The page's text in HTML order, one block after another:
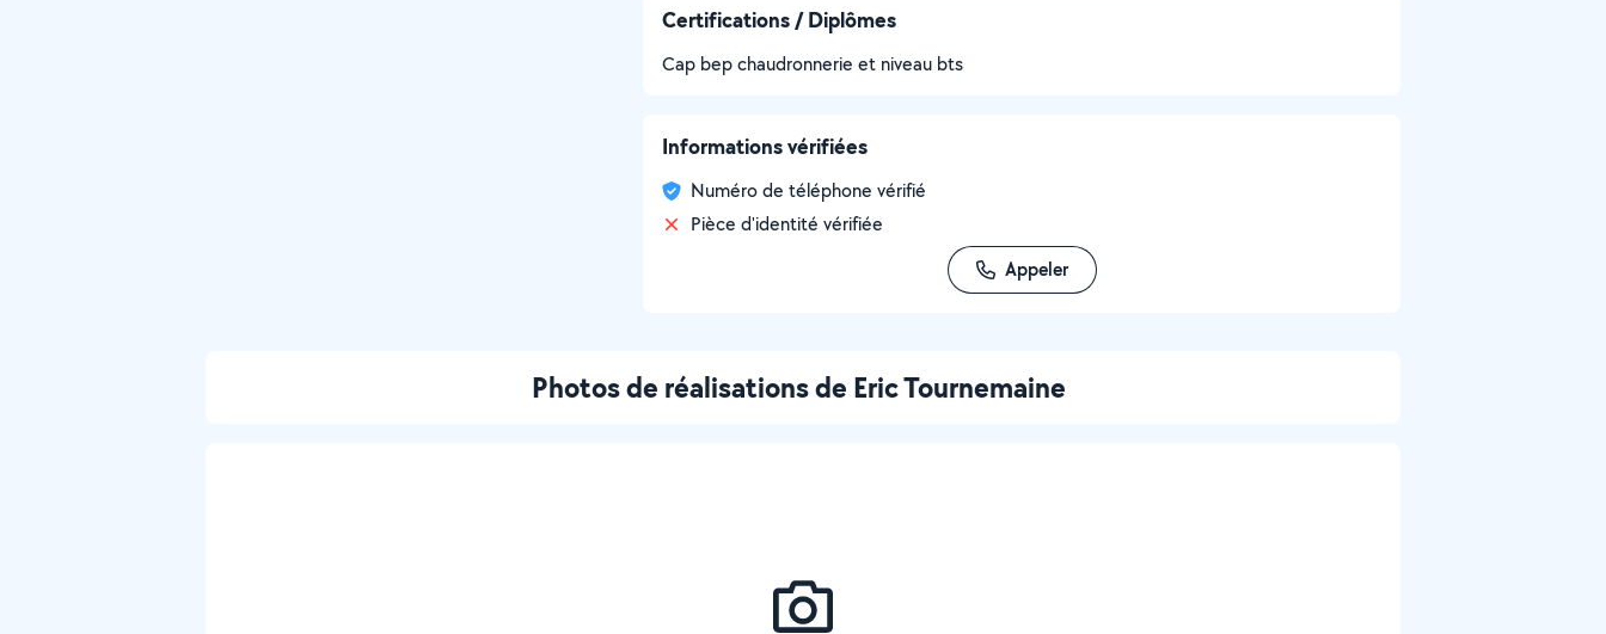
Certifications / Diplômes
Cap bep chaudronnerie et niveau bts
Informations vérifiées
Numéro de téléphone vérifié
Pièce d'identité vérifiée
Appeler
Photos de réalisations de Eric Tournemaine